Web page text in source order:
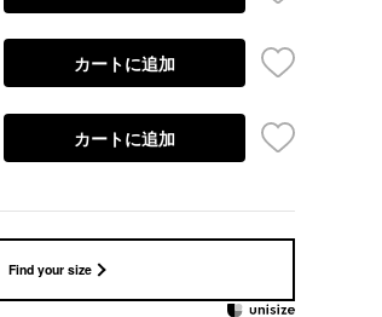
カートに追加
カートに追加
Find your size